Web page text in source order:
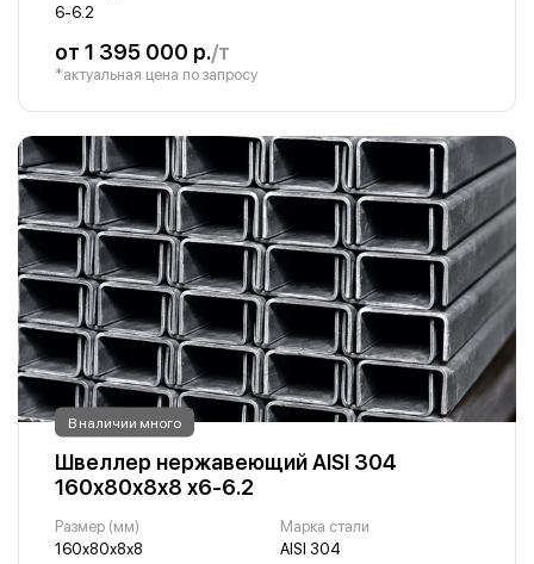
6-6.2
от 1 395 000 р./т
*актуальная цена по запросу
В наличии много
Швеллер нержавеющий AISI 304
160х80х8х8 х6-6.2
Размер (мм)
160х80х8х8
Марка стали
AISI 304